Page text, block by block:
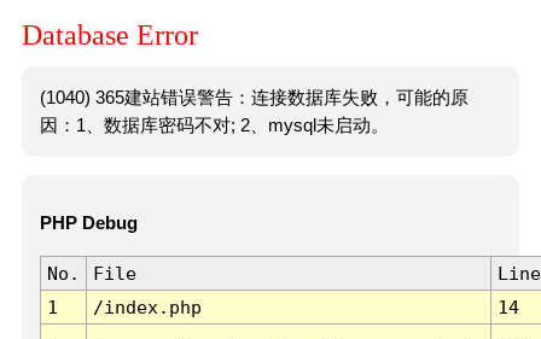
Database Error
(1040) 365建站错误警告：连接数据库失败，可能的原
因：1、数据库密码不对; 2、mysql未启动。
PHP Debug
No. File
Line
1
/index.php 14